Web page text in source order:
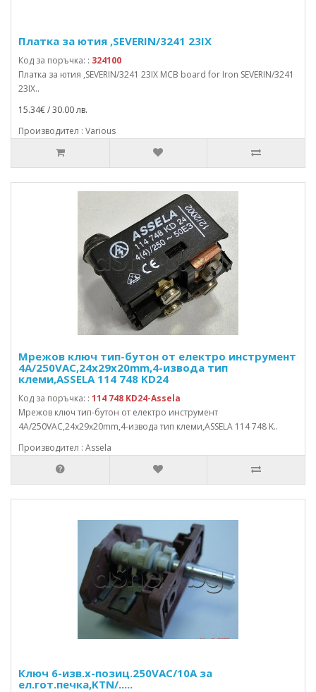
Платка за ютия ,SEVERIN/3241 23IX
Код за поръчка: : 324100
Платка за ютия ,SEVERIN/3241 23IX MCB board for Iron SEVERIN/3241
23IX..
15.34€ / 30.00 лв.
Производител : Various
Мрежов ключ тип-бутон от електро инструмент
4A/250VAC,24x29x20mm,4-извода тип
клеми,ASSELA 114 748 KD24
Код за поръчка: : 114 748 KD24-Assela
Мрежов ключ тип-бутон от електро инструмент
4A/250VAC,24x29x20mm,4-извода тип клеми,ASSELA 114 748 K..
Производител : Assela
Ключ 6-изв.x-позиц.250VAC/10A за
ел.гот.печка,KTN/.....